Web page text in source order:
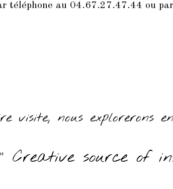
téléphone au 04.67.27.47.44 ou
visite, nous explorerons
" Creative source of